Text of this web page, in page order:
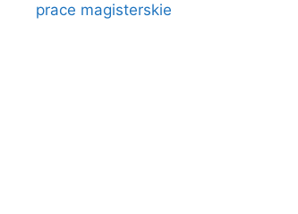
prace magisterskie